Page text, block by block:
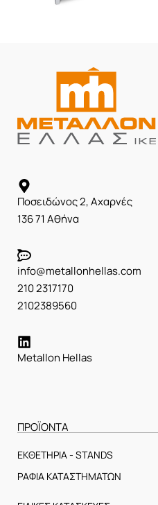
Ποσειδώνος 2, Αχαρνές
136 71 Αθήνα
info@metallonhellas.com
210 2317170
2102389560
Metallon Hellas
ΠΡΟΪΟΝΤΑ
ΕΚΘΕΤΗΡΙΑ - STANDS
ΡΑΦΙΑ ΚΑΤΑΣΤΗΜΑΤΩΝ